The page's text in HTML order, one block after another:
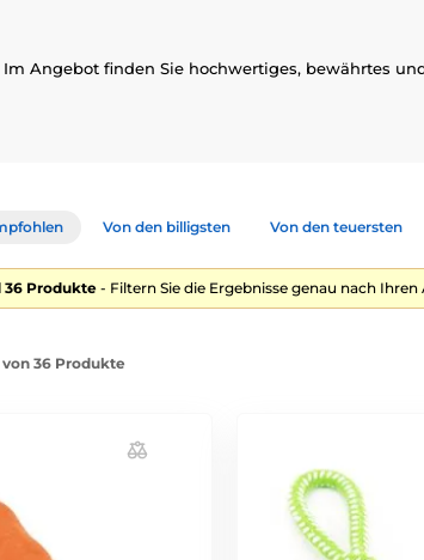
Angebot finden Sie hochwertiges, bewährtes
Von den billigsten Von den teuersten
36 Produkte - Filtern Sie die Ergebnisse genau nach
von 36 Produkte